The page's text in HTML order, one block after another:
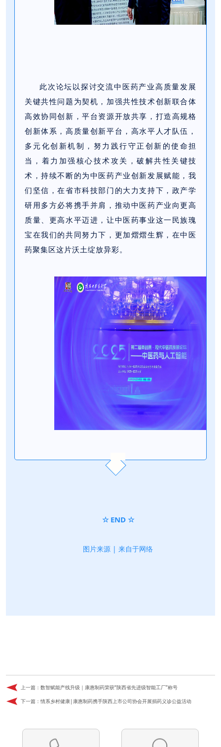
此次论坛以探讨交流中医药产业高质量发展
关键共性问题为契机，加强共性技术创新联合体
高效协同创新，平台资源开放共享，打造高规格
创新体系，高质量创新平台，高水平人才队伍，
多元化创新机制，努力践行守正创新的使命担
当，着力加强核心技术攻关，破解共性关键技
术，持续不断的为中医药产业创新发展赋能，我
们坚信，在省市科技部门的大力支持下，政产学
研用多方必将携手并肩，推动中医药产业向更高
质量、更高水平迈进，让中医药事业这一民族瑰
宝在我们的共同努力下，更加熠熠生辉，在中医
药聚集区这片沃土绽放异彩。
☆ END ☆
图片来源 | 来自于网络
上一篇： 数智赋能产线升级｜康惠制药荣获“陕西省先进级智能工厂”称号
下一篇： 情系乡村健康|康惠制药携手陕西上市公司协会开展捐药义诊公益活动